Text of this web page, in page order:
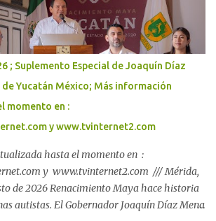
a través del Sistema DIF Yucatán, firmó una
Uber México para facilitar traslados
usuarios del Centro de Rehabilitación y
con el fin de eliminar una de las
acceder a terapias y consultas médicas:
Esta acción, impulsada en coordinación
; Suplemento Especial de Joaquín Díaz
Yucatán México; Más información
momento en :
y www.tvinternet2.com
hasta el momento en :
y www.tvinternet2.com /// Mérida,
de 2026 Renacimiento Maya hace historia
autistas. El Gobernador Joaquín Díaz Mena